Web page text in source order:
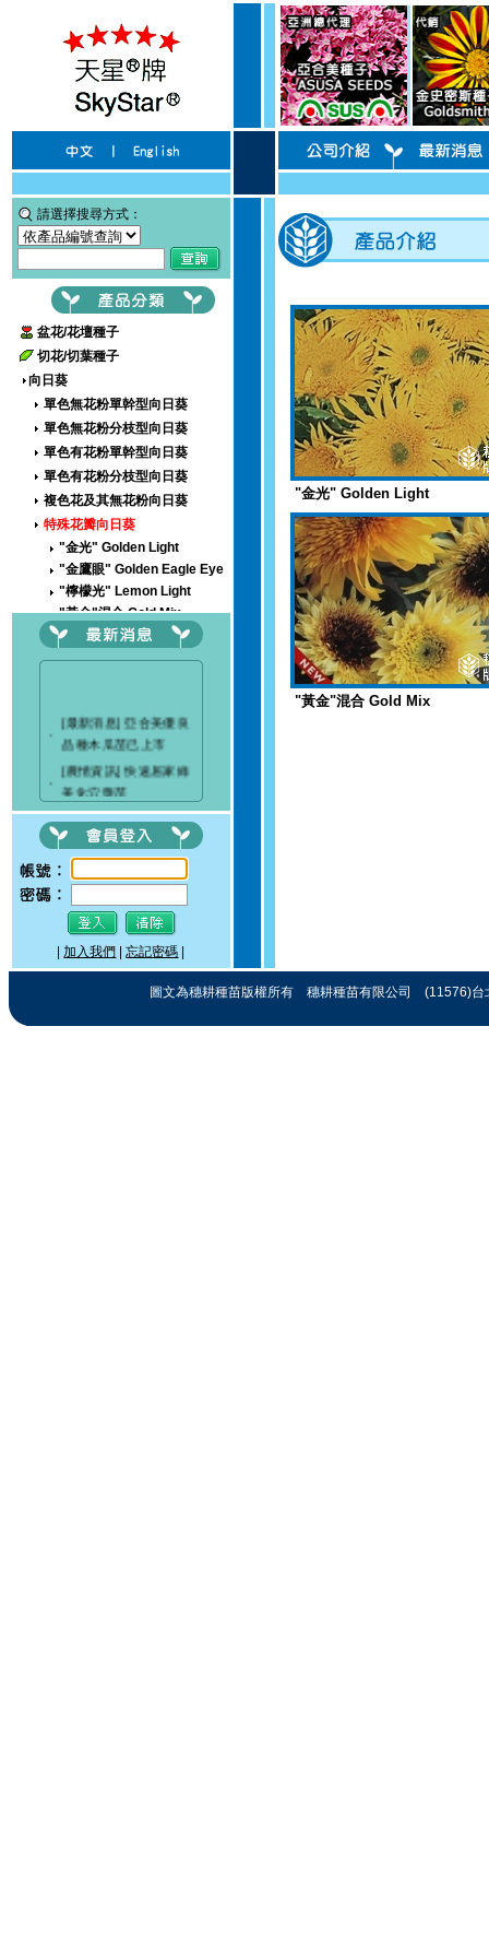
請選擇搜尋方式：
盆花/花壇種子
切花/切葉種子
向日葵
單色無花粉單幹型向日葵
單色無花粉分枝型向日葵
單色有花粉單幹型向日葵
單色有花粉分枝型向日葵
複色花及其無花粉向日葵
特殊花瓣向日葵
"金光" Golden Light
"金鷹眼" Golden Eagle Eye
"檸檬光" Lemon Light
"黃金"混合 Gold Mix
"五彩虹" Rainbow Mix
"金寶八重瓣" Golden Double
染色用品種向日葵
雞冠花
葉牡丹
金魚草
紫羅蘭
翠菊
切枝切葉切果
其他常見切花種子類
次要切花種子類
果樹苗/香藥草
草坪草種/地被
[最新消息] 亞合美優良
品種木瓜苗已上市
[農情資訊] 快速居家綠
美化穴盤苗
‧
[最新消息] 穗耕種苗成
立粉絲專頁
[最新消息]驚艷關渡-花
現新大地-2017 關渡花
海節
|加入我們 |忘記密碼
"金光" Golden Light
"黃金"混合 Gold Mix
圖文為穗耕種苗版權所有 穗耕種苗有限公司 (11576)